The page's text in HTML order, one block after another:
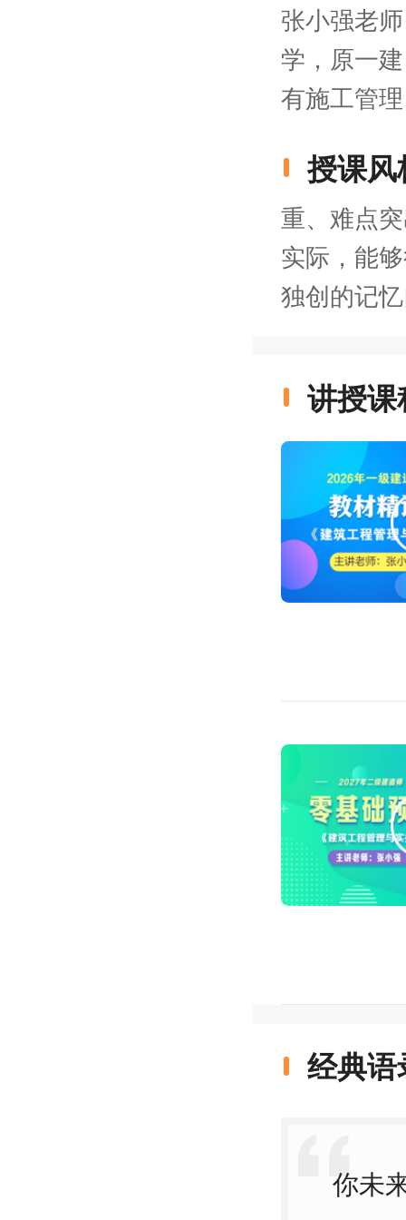
张小强老
学，原一
有施工管
授课风
重、难点
实际，能
独创的记
讲授课
经典语
你未